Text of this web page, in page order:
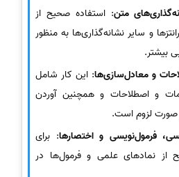
متن: استفاده صحیح از
و سایر نشانه‌گذاری‌ها به منظور
بیشتر.
و معادل‌سازی‌ها: این کار شامل
و اصطلاحات و همچنین آوردن
صورت لزوم است.
فرمول‌نویسی و اختصارها: برای
از نمادهای علمی و فرمول‌ها در